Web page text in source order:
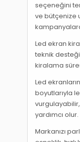
seçeneğini
ve bütçenize
Led ekran
teknik
kiralama
Led
boyutlarıyla
vurgulayabilir,
yardımcı olur.
Markanızı